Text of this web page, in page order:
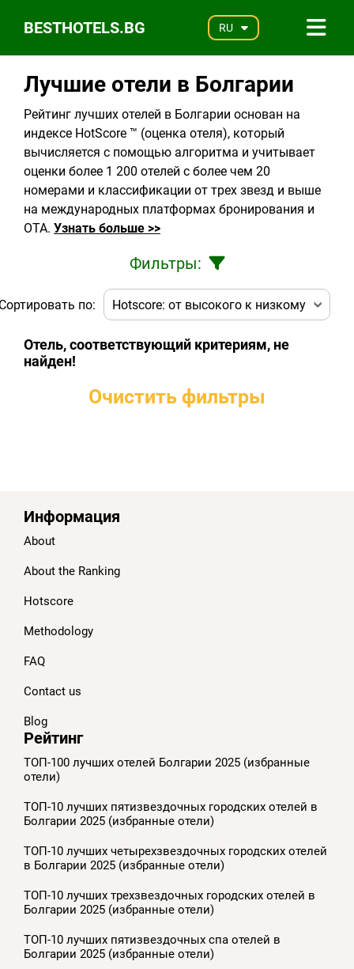
BESTHOTELS.BG RU
Лучшие отели в Болгарии
Рейтинг лучших отелей в Болгарии основан на
индексе HotScore ™ (оценка отеля), который
вычисляется с помощью алгоритма и учитывает
оценки более 1 200 отелей с более чем 20
номерами и классификации от трех звезд и выше
на международных платформах бронирования и
OTA. Узнать больше >>
Фильтры:
по:
Отель, соответствующий критериям, не
найден!
Очистить фильтры
Информация
About
About the Ranking
Hotscore
Methodology
FAQ
Contact us
Blog
Рейтинг
ТОП-100 лучших отелей Болгарии 2025 (избранные
отели)
ТОП-10 лучших пятизвездочных городских отелей в
Болгарии 2025 (избранные отели)
ТОП-10 лучших четырехзвездочных городских отелей
в Болгарии 2025 (избранные отели)
ТОП-10 лучших трехзвездочных городских отелей в
Болгарии 2025 (избранные отели)
ТОП-10 лучших пятизвездочных спа отелей в
Болгарии 2025 (избранные отели)